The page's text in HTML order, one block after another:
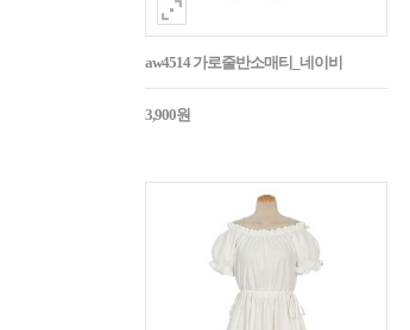
aw4514 가로줄반소매티_네이비
3,900원